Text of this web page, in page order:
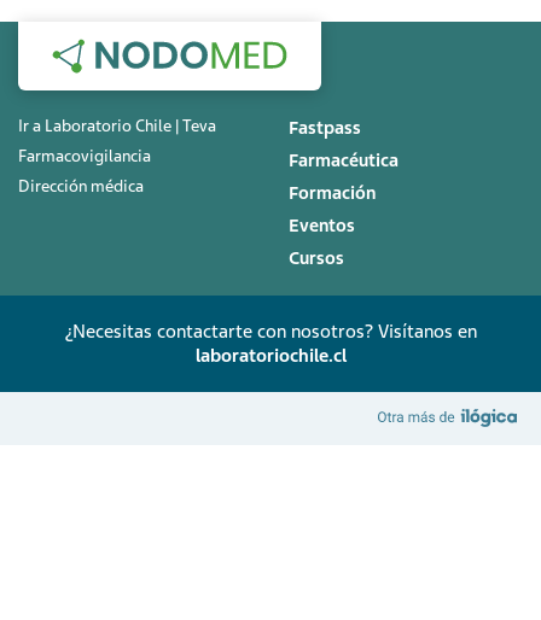
Ir a Laboratorio Chile | Teva
Farmacovigilancia
Dirección médica
Fastpass
Farmacéutica
Formación
Eventos
Cursos
¿Necesitas contactarte con nosotros? Visítanos en
laboratoriochile.cl